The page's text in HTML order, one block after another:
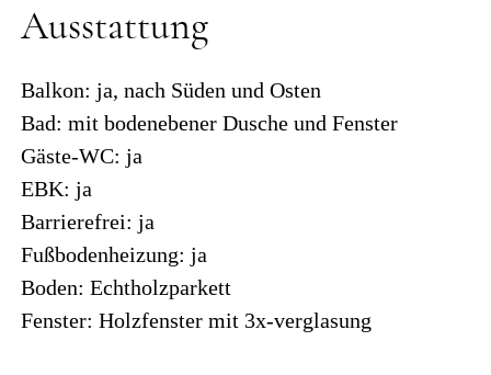
Ausstattung
Balkon: ja, nach Süden und Osten
Bad: mit bodenebener Dusche und Fenster
Gäste-WC: ja
EBK: ja
Barrierefrei: ja
Fußbodenheizung: ja
Boden: Echtholzparkett
Fenster: Holzfenster mit 3x-verglasung